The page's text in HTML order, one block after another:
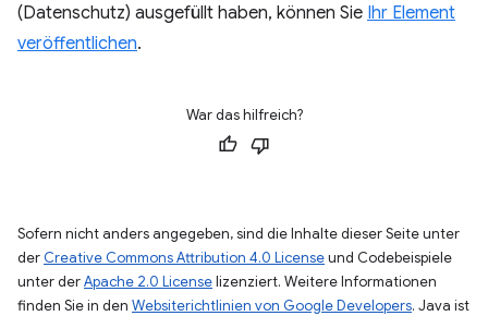
(Datenschutz) ausgefüllt haben, können Sie Ihr Element
veröffentlichen.
War das hilfreich?
Sofern nicht anders angegeben, sind die Inhalte dieser Seite unter
der Creative Commons Attribution 4.0 Licenseund Codebeispiele
unter derApache 2.0 Licenselizenziert. Weitere Informationen
finden Sie in den Websiterichtlinien von Google Developers. Java ist